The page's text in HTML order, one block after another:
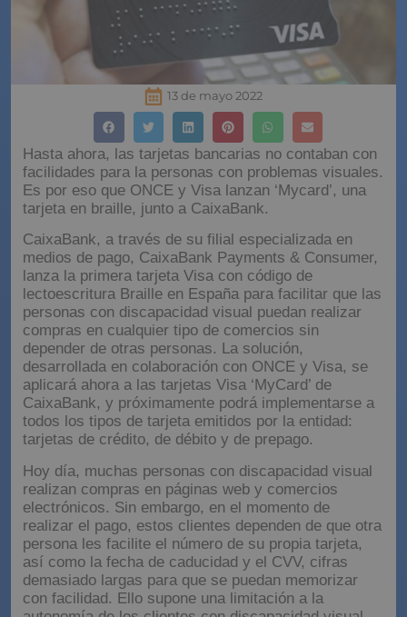
13 de mayo 2022
Hasta ahora, las tarjetas bancarias no contaban con
facilidades para la personas con problemas visuales.
Es por eso que ONCE y Visa lanzan ‘Mycard’, una
tarjeta en braille, junto a CaixaBank.
CaixaBank, a través de su filial especializada en
medios de pago, CaixaBank Payments & Consumer,
lanza la primera tarjeta Visa con código de
lectoescritura Braille en España para facilitar que las
personas con discapacidad visual puedan realizar
compras en cualquier tipo de comercios sin
depender de otras personas. La solución,
desarrollada en colaboración con ONCE y Visa, se
aplicará ahora a las tarjetas Visa ‘MyCard’ de
CaixaBank, y próximamente podrá implementarse a
todos los tipos de tarjeta emitidos por la entidad:
tarjetas de crédito, de débito y de prepago.
Hoy día, muchas personas con discapacidad visual
realizan compras en páginas web y comercios
electrónicos. Sin embargo, en el momento de
realizar el pago, estos clientes dependen de que otra
persona les facilite el número de su propia tarjeta,
así como la fecha de caducidad y el CVV, cifras
demasiado largas para que se puedan memorizar
con facilidad. Ello supone una limitación a la